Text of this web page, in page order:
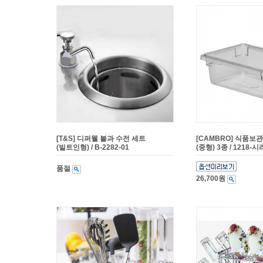
[T&S] 디퍼웰 볼과 수전 세트
(빌트인형) / B-2282-01
품절
[CAMBRO] 식품보
(중형) 3종 / 1218-시
26,700원